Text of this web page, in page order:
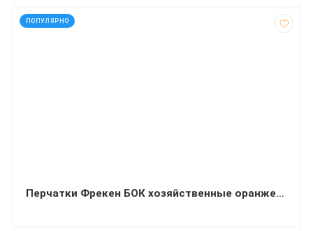
ПОПУЛЯРНО
код: 4413
Перчатки Фрекен БОК хозяйственные оранжевые S